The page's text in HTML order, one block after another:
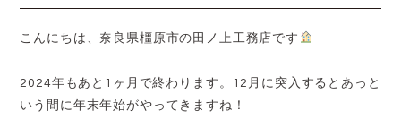
こんにちは、奈良県橿原市の田ノ上工務店です
2024年もあと1ヶ月で終わります。12月に突入するとあっと
いう間に年末年始がやってきますね！